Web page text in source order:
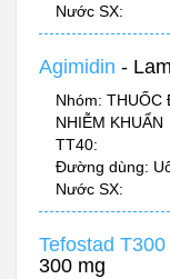
Nước SX:
Agimidin -
Nhóm: THUỐC
NHIỄM KHUẨN
TT40:
Đường dùng:
Nước SX:
Tefostad T300
300 mg